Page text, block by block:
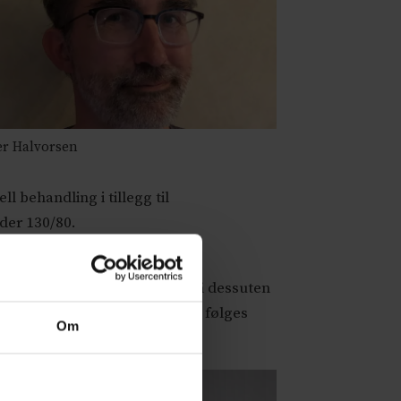
Om
Halvorsen
behandling i tillegg til
130/80.
kodet med ukomplisert
hypertensjon, og man må dessuten
flere pasienter som skal følges
av et svar: